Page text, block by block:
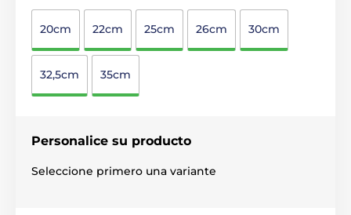
20cm 22cm 25cm 26cm 30cm
32,5cm 35cm
Personalice su producto
Seleccione primero una variante